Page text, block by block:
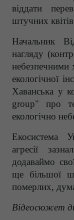
віддати
штучних
Начальник
нагляду
небезпечними
екологічної
Хаванська у
group" про
екологічно
Екосистема
агресії
додаваймо
ще більшої
померлих,
Відеосюжет